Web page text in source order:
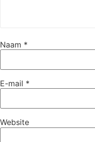
Naam *
E-mail *
Website